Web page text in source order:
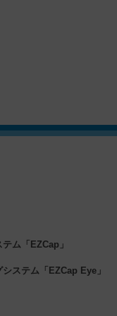
ム「EZCap」
ステム「EZCap Eye」